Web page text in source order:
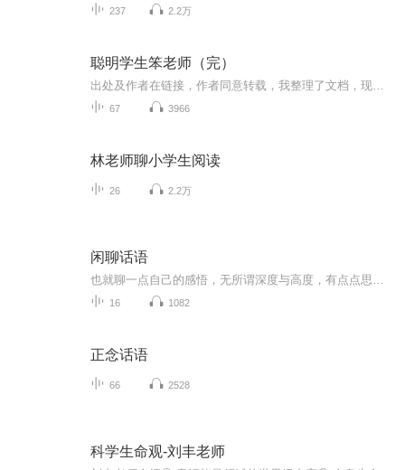
237 2.2万
聪明学生笨老师（完）
67 3966
林老师聊小学生阅读
26 2.2万
闲聊话语
16 1082
正念话语
66 2528
科学生命观-刘丰老师